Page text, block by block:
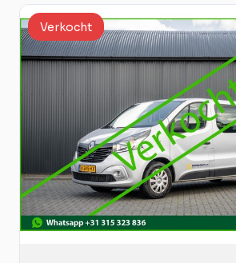
Verkocht